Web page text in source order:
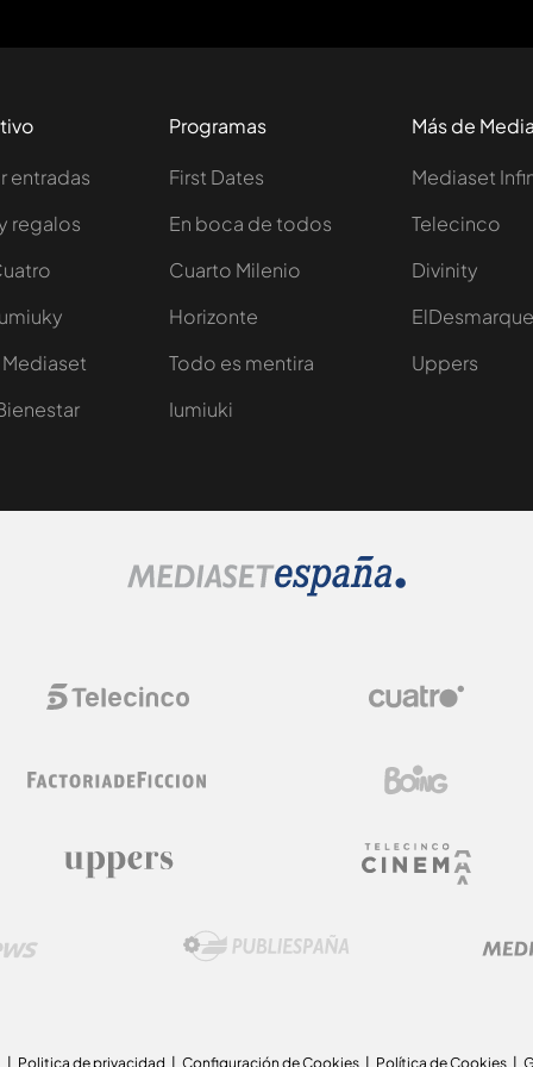
entradas
regalos
Programas
First Dates
En boca de todos
Cuarto Milenio
Horizonte
Todo es mentira
Iumiuki
Más de
Mediaset
Telecinco
Divinity
Uppers
Politica de privacidad Configuración de Cookies Política de Cookies